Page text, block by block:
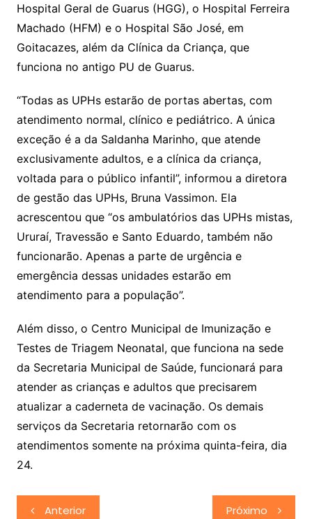
Hospital Geral de Guarus (HGG), o Hospital Ferreira
Machado (HFM) e o Hospital São José, em
Goitacazes, além da Clínica da Criança, que
funciona no antigo PU de Guarus.
“Todas as UPHs estarão de portas abertas, com
atendimento normal, clínico e pediátrico. A única
exceção é a da Saldanha Marinho, que atende
exclusivamente adultos, e a clínica da criança,
voltada para o público infantil”, informou a diretora
de gestão das UPHs, Bruna Vassimon. Ela
acrescentou que “os ambulatórios das UPHs mistas,
Ururaí, Travessão e Santo Eduardo, também não
funcionarão. Apenas a parte de urgência e
emergência dessas unidades estarão em
atendimento para a população”.
Além disso, o Centro Municipal de Imunização e
Testes de Triagem Neonatal, que funciona na sede
da Secretaria Municipal de Saúde, funcionará para
atender as crianças e adultos que precisarem
atualizar a caderneta de vacinação. Os demais
serviços da Secretaria retornarão com os
atendimentos somente na próxima quinta-feira, dia
24.
Navegação
Anterior Próximo